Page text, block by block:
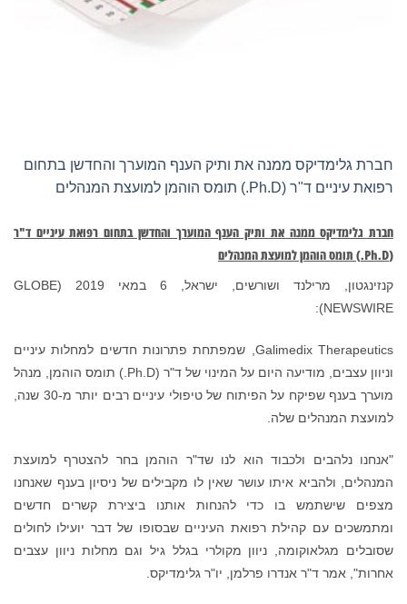
חברת גלימדיקס ממנה את ותיק הענף המוערך והחדשן בתחום
רפואת עיניים ד"ר (Ph.D.) תומס הוהמן למועצת המנהלים
חברת גלימדיקס ממנה את ותיק הענף המוערך והחדשן בתחום רפואת עיניים ד"ר
(
Ph.D. ) תומס הוהמן למועצת המנהלים
קנזינגטון, מרילנד ושורשים, ישראל, 6 במאי 2019 (GLOBE
NEWSWIRE):
Galimedix Therapeutics, שמפתחת פתרונות חדשים למחלות עיניים
וניוון עצבים, מודיעה היום על המינוי של ד"ר (Ph.D.) תומס הוהמן, מנהל
מוערך בענף שפיקח על הפיתוח של טיפולי עיניים רבים יותר מ-30 שנה,
למועצת המנהלים שלה.
"אנחנו נלהבים ולכבוד הוא לנו שד"ר הוהמן בחר להצטרף למועצת
המנהלים, ולהביא איתו עושר שאין לו מקבילים של ניסיון בענף שאנחנו
מצפים שישתמש בו כדי להנחות אותנו ביצירת קשרים חדשים
ומתמשכים עם קהילת רפואת העיניים שבסופו של דבר יועילו לחולים
שסובלים מגלאוקומה, ניוון מקולרי בגלל גיל וגם מחלות ניוון עצבים
אחרות", אמר ד"ר אנדרו פרלמן, יו"ר גלימדיקס.